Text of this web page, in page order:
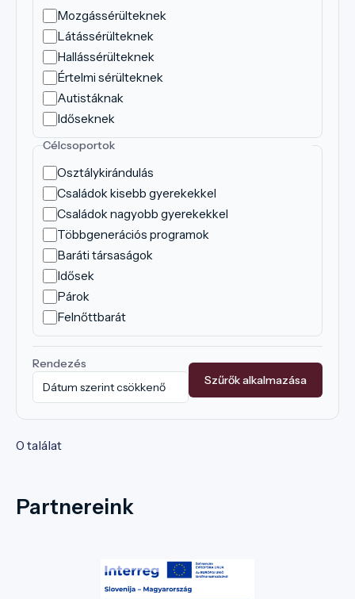
Mozgássérülteknek
Látássérülteknek
Hallássérülteknek
Értelmi sérülteknek
Autistáknak
Időseknek
Célcsoportok
Osztálykirándulás
Családok kisebb gyerekekkel
Családok nagyobb gyerekekkel
Többgenerációs programok
Baráti társaságok
Idősek
Párok
Felnőttbarát
Rendezés
Szűrők alkalmazása
0 találat
Partnereink